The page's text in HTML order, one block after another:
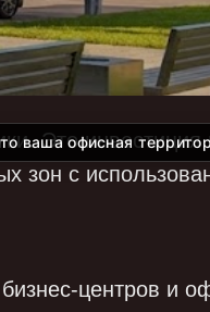
Это
зон с
центров и
ваша о